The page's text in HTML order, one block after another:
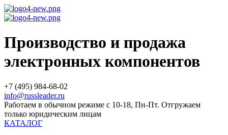
Производство и продажа
электронных компонентов
+7 (495) 984-68-02
info@russleader.ru
Работаем в обычном режиме с 10-18, Пн-Пт. Отгружаем
только юридическим лицам
КАТАЛОГ